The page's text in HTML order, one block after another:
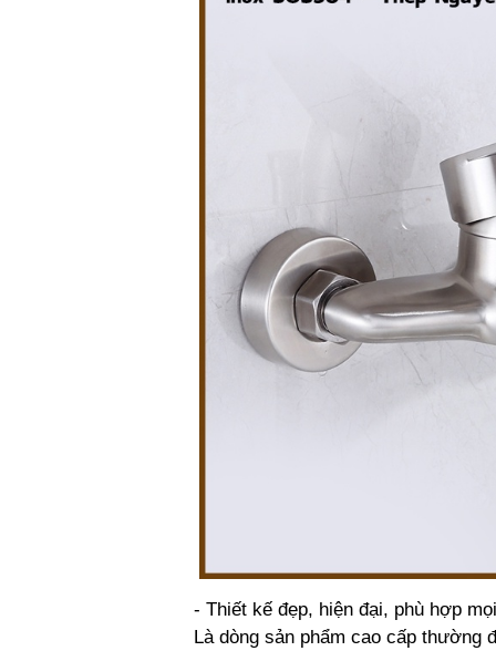
- Thiết kế đẹp, hiện đại, phù hợp
Là dòng sản phẩm cao cấp thường